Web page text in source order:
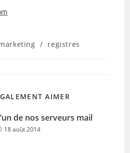
/ registres
AIMER
de nos serveurs mail
18 août 2014